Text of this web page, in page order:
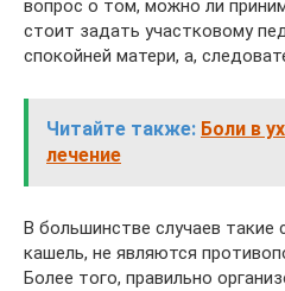
вопрос о том, можно ли
стоит задать участковому
спокойней матери, а,
Читайте также: Боли в
лечение
В большинстве случаев
кашель, не являются
Более того, правильно